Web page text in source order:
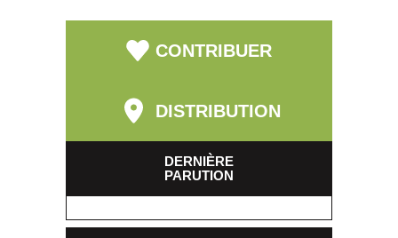
CONTRIBUER
DISTRIBUTION
DERNIÈRE
PARUTION